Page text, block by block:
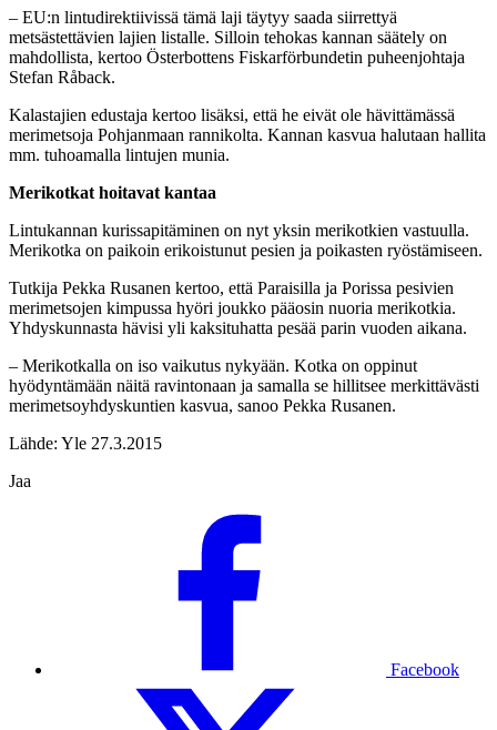
– EU:n lintudirektiivissä tämä laji täytyy saada siirrettyä
metsästettävien lajien listalle. Silloin tehokas kannan säätely on
mahdollista, kertoo Österbottens Fiskarförbundetin puheenjohtaja
Stefan Råback.
Kalastajien edustaja kertoo lisäksi, että he eivät ole hävittämässä
merimetsoja Pohjanmaan rannikolta. Kannan kasvua halutaan hallita
mm. tuhoamalla lintujen munia.
Merikotkat hoitavat kantaa
Lintukannan kurissapitäminen on nyt yksin merikotkien vastuulla.
Merikotka on paikoin erikoistunut pesien ja poikasten ryöstämiseen.
Tutkija Pekka Rusanen kertoo, että Paraisilla ja Porissa pesivien
merimetsojen kimpussa hyöri joukko pääosin nuoria merikotkia.
Yhdyskunnasta hävisi yli kaksituhatta pesää parin vuoden aikana.
– Merikotkalla on iso vaikutus nykyään. Kotka on oppinut
hyödyntämään näitä ravintonaan ja samalla se hillitsee merkittävästi
merimetsoyhdyskuntien kasvua, sanoo Pekka Rusanen.
Lähde: Yle 27.3.2015
Jaa
Facebook